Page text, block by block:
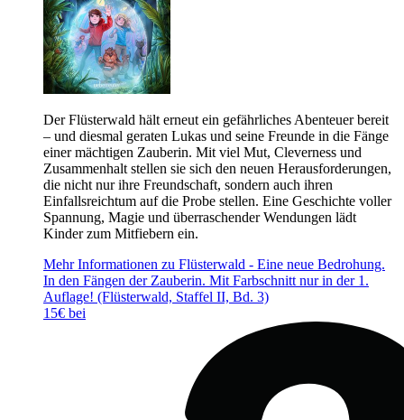
Der Flüsterwald hält erneut ein gefährliches Abenteuer bereit
– und diesmal geraten Lukas und seine Freunde in die Fänge
einer mächtigen Zauberin. Mit viel Mut, Cleverness und
Zusammenhalt stellen sie sich den neuen Herausforderungen,
die nicht nur ihre Freundschaft, sondern auch ihren
Einfallsreichtum auf die Probe stellen. Eine Geschichte voller
Spannung, Magie und überraschender Wendungen lädt
Kinder zum Mitfiebern ein.
Mehr Informationen zu Flüsterwald - Eine neue Bedrohung.
In den Fängen der Zauberin. Mit Farbschnitt nur in der 1.
Auflage! (Flüsterwald, Staffel II, Bd. 3)
15€ bei